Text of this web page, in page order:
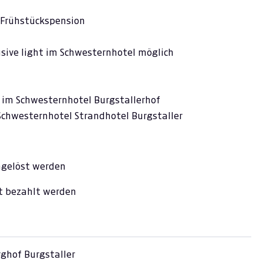
light im Schwesternhotel möglich
Schwesternhotel Burgstallerhof
Strandhotel Burgstaller
werden
bezahlt werden
Burgstaller